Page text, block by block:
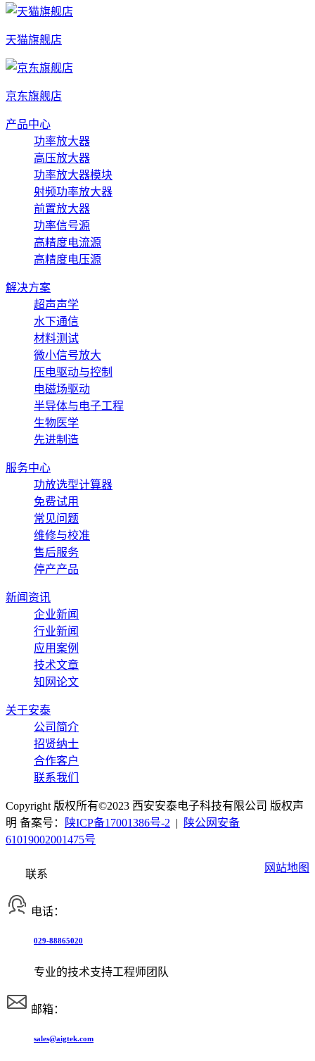
天猫旗舰店
京东旗舰店
产品中心
功率放大器
高压放大器
功率放大器模块
射频功率放大器
前置放大器
功率信号源
高精度电流源
高精度电压源
解决方案
超声声学
水下通信
材料测试
微小信号放大
压电驱动与控制
电磁场驱动
半导体与电子工程
生物医学
先进制造
服务中心
功放选型计算器
免费试用
常见问题
维修与校准
售后服务
停产产品
新闻资讯
企业新闻
行业新闻
应用案例
技术文章
知网论文
关于安泰
公司简介
招贤纳士
合作客户
联系我们
Copyright 版权所有©2023 西安安泰电子科技有限公司 版权声
明 备案号：
陕ICP备17001386号-2 |
陕公网安备
61019002001475号
网站地图
联系
电话：
029-88865020
专业的技术支持工程师团队
邮箱：
sales@aigtek.com